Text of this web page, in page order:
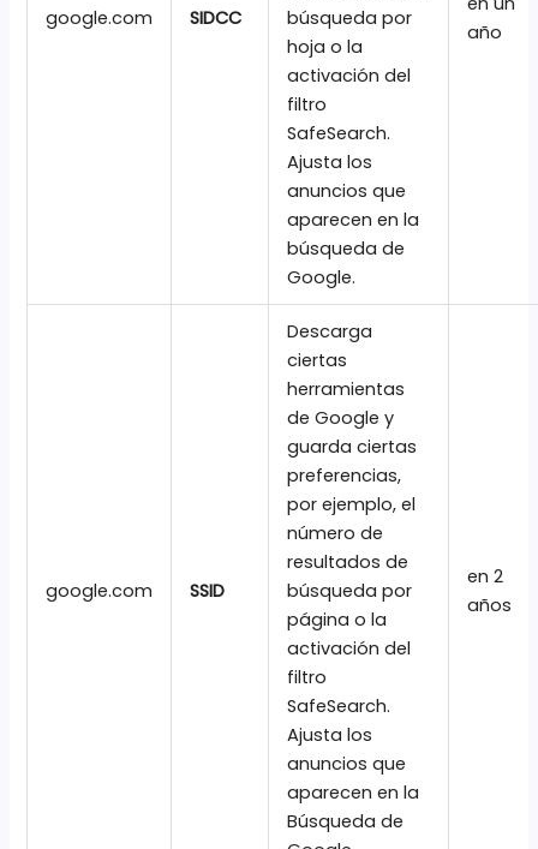
google.com SIDCC
búsqueda por
hoja o la
activación del
filtro
SafeSearch.
Ajusta los
anuncios que
aparecen en la
búsqueda de
Google.
año
google.com SSID
Descarga
ciertas
herramientas
de Google y
guarda ciertas
preferencias,
por ejemplo, el
número de
resultados de
búsqueda por
página o la
activación del
filtro
SafeSearch.
Ajusta los
anuncios que
aparecen en la
Búsqueda de
en 2
años